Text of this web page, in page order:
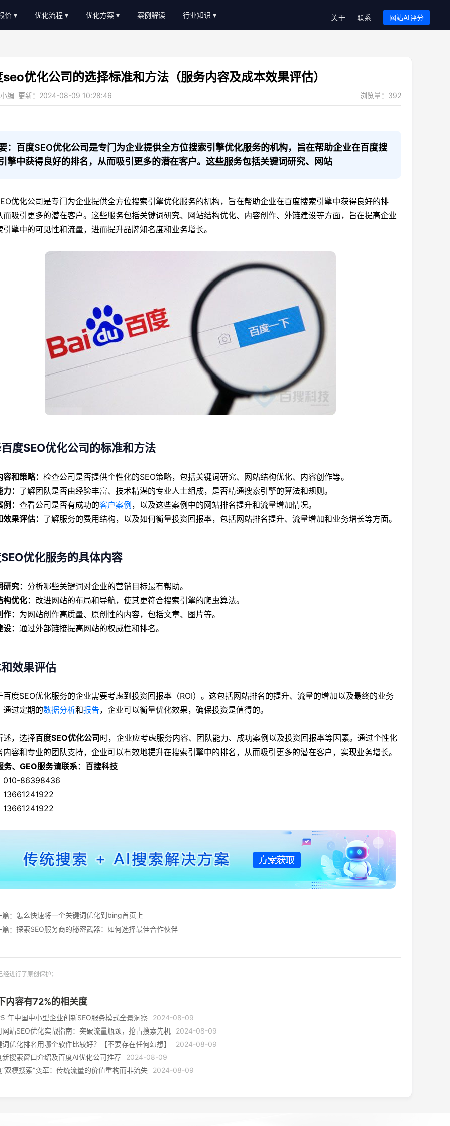
价 优化流程
常见问题
服务优势
优化方案
b2c/b平台
传统制造业
装修设计
医疗医美
案例解读 行业知识
教程大全
名词大全
优化知识
关于 联系 网站AI评分
seo优化公司的选择标准和方法（服务内容及成本效果评估）
编 更新：2024-08-09 10:28:46 浏览量： 392
：百度SEO优化公司是专门为企业提供全方位搜索引擎优化服务的机构，旨在帮助企业在百度搜
擎中获得良好的排名，从而吸引更多的潜在客户。这些服务包括关键词研究、网站
优化公司是专门为企业提供全方位搜索引擎优化服务的机构，旨在帮助企业在百度搜索引擎中获得良好的排
而吸引更多的潜在客户。这些服务包括关键词研究、网站结构优化、内容创作、外链建设等方面，旨在提高企业
引擎中的可见性和流量，进而提升品牌知名度和业务增长。
度SEO优化公司的标准和方法
容和策略：检查公司是否提供个性化的SEO策略，包括关键词研究、网站结构优化、内容创作等。
： 了解团队是否由经验丰富、技术精湛的专业人士组成，是否精通搜索引擎的算法和规则。
例：查看公司是否有成功的客户案例 ，以及这些案例中的网站排名提升和流量增加情况。
果评估： 了解服务的费用结构，以及如何衡量投资回报率，包括网站排名提升、流量增加和业务增长等方面。
优化服务的具体内容
究： 分析哪些关键词对企业的营销目标最有帮助。
优化： 改进网站的布局和导航，使其更符合搜索引擎的爬虫算法。
： 为网站创作高质量、原创性的内容，包括文章、图片等。
设：通过外部链接提高网站的权威性和排名。
效果评估
百度SEO优化服务的企业需要考虑到投资回报率（ROI）。这包括网站排名的提升、流量的增加以及最终的业务
通过定期的数据分析和报告，企业可以衡量优化效果，确保投资是值得的。
述，选择百度SEO优化公司 时，企业应考虑服务内容、团队能力、成功案例以及投资回报率等因素。通过个性化
内容和专业的团队支持，企业可以有效地提升在搜索引擎中的排名，从而吸引更多的潜在客户，实现业务增长。
务、GEO服务请联系：百搜科技
010-86398436
13661241922
13661241922
篇： 怎么快速将一个关键词优化到bing首页上
篇：探索SEO服务商的秘密武器：如何选择最佳合作伙伴
经进行了原创保护；
内容有72%的相关度
年中国中小型企业创新SEO服务模式全景洞察
2024-08-09
网站SEO优化实战指南：突破流量瓶颈，抢占搜索先机
2024-08-09
词优化排名用哪个软件比较好？【不要存在任何幻想】
2024-08-09
新搜索窗口介绍及百度AI优化公司推荐
2024-08-09
“双模搜索”变革：传统流量的价值重构而非流失
2024-08-09